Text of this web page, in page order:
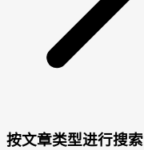
按文章类型进行搜索